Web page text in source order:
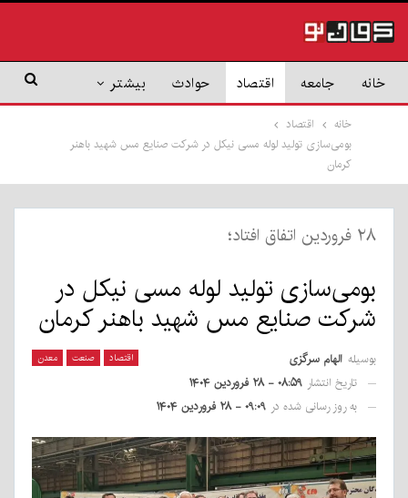
خانه جامعه اقتصاد حوادث بیشتر
خانه
اقتصاد
بومی‌سازی تولید لوله مسی نیکل در شرکت صنایع مس شهید باهنر
کرمان
۲۸ فروردین اتفاق افتاد؛
بومی‌سازی تولید لوله مسی نیکل در
شرکت صنایع مس شهید باهنر کرمان
اقتصاد صنعت معدن بوسیله الهام سرگزی
تاریخ انتشار ۰۸:۵۹ - ۲۸ فروردین ۱۴۰۴
به روز رسانی شده در ۰۹:۰۹ - ۲۸ فروردین ۱۴۰۴